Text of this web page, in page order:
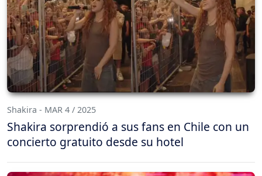
Shakira - MAR 4 / 2025
Shakira sorprendió a sus fans en Chile con un
concierto gratuito desde su hotel